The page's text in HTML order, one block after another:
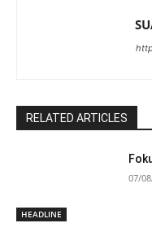
RELATED ARTICLES
HEADLINE
07/